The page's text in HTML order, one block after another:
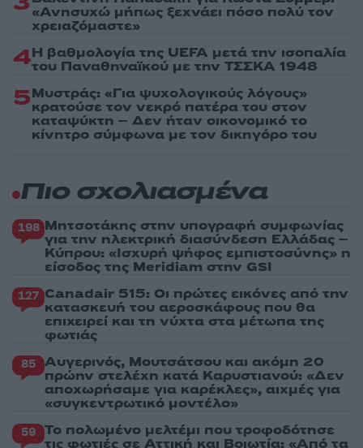
«Ανησυχώ μήπως ξεχνάει πόσο πολύ τον
χρειαζόμαστε»
4Η βαθμολογία της UEFA μετά την ισοπαλία
του Παναθηναϊκού με την ΤΣΣΚΑ 1948
5Μυστράς: «Για ψυχολογικούς λόγους»
κρατούσε τον νεκρό πατέρα του στον
καταψύκτη – Δεν ήταν οικονομικό το
κίνητρο σύμφωνα με τον δικηγόρο του
Πιο σχολιασμένα
198 Μητσοτάκης στην υπογραφή συμφωνίας
για την ηλεκτρική διασύνδεση Ελλάδας –
Κύπρου: «Ισχυρή ψήφος εμπιστοσύνης» η
είσοδος της Meridiam στην GSI
127 Canadair 515: Οι πρώτες εικόνες από την
κατασκευή του αεροσκάφους που θα
επιχειρεί και τη νύχτα στα μέτωπα της
φωτιάς
85 Αυγερινός, Μουτσάτσου και ακόμη 20
πρώην στελέχη κατά Καρυστιανού: «Δεν
αποχωρήσαμε για καρέκλες», αιχμές για
«συγκεντρωτικό μοντέλο»
59 Το πολωμένο μελτέμι που τροφοδότησε
τις φωτιές σε Αττική και Βοιωτία: «Από τα